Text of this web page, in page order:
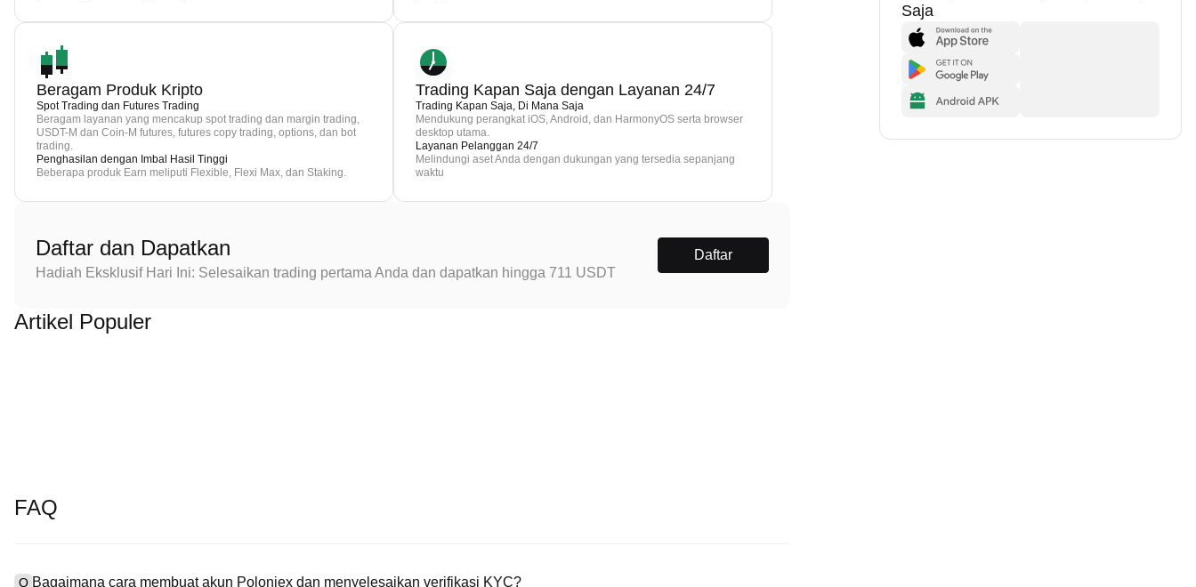
Beragam Produk Kripto
Spot Trading dan Futures Trading
Beragam layanan yang mencakup spot trading dan margin trading,
USDT-M dan Coin-M futures, futures copy trading, options, dan bot
trading.
Penghasilan dengan Imbal Hasil Tinggi
Beberapa produk Earn meliputi Flexible, Flexi Max, dan Staking.
Trading Kapan Saja dengan Layanan 24/7
Trading Kapan Saja, Di Mana Saja
Mendukung perangkat iOS, Android, dan HarmonyOS serta browser
desktop utama.
Layanan Pelanggan 24/7
Melindungi aset Anda dengan dukungan yang tersedia sepanjang
waktu
Daftar dan Dapatkan
Hadiah Eksklusif Hari Ini: Selesaikan trading pertama Anda dan dapatkan hingga 711 USDT
Daftar
Artikel Populer
FAQ
Q Bagaimana cara membuat akun Poloniex dan menyelesaikan verifikasi KYC?
Saja